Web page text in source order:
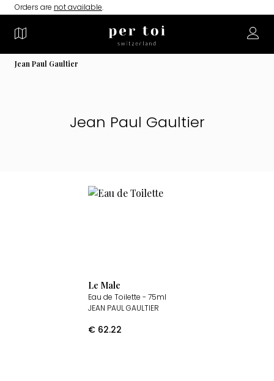
Orders are not available.
Jean Paul Gaultier
Jean Paul Gaultier
Le Male
Eau de Toilette - 75ml
JEAN PAUL GAULTIER
€ 62.22